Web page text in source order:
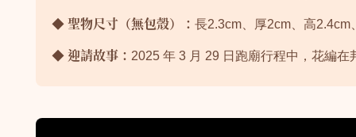
◆ 聖物尺寸（無包殼）： 長2.3cm、厚2cm、高
◆ 迎請故事： 2025 年 3 月 29 日跑廟行程中，花編